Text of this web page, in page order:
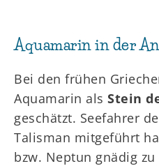
Aquamarin in der
Bei den frühen
Aquamarin als Stein
geschätzt. Seefahrer
Talisman mitgeführt
bzw. Neptun gnädig